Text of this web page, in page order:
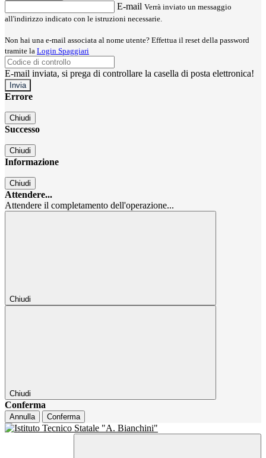
E-mail Verrà inviato un messaggio
all'indirizzo indicato con le istruzioni necessarie.
Non hai una e-mail associata al nome utente? Effettua il reset della password
tramite la Login Spaggiari
E-mail inviata, si prega di controllare la casella di posta elettronica!
Errore
Chiudi
Successo
Chiudi
Informazione
Chiudi
Attendere...
Attendere il completamento dell'operazione...
Chiudi
Chiudi
Conferma
Annulla Conferma